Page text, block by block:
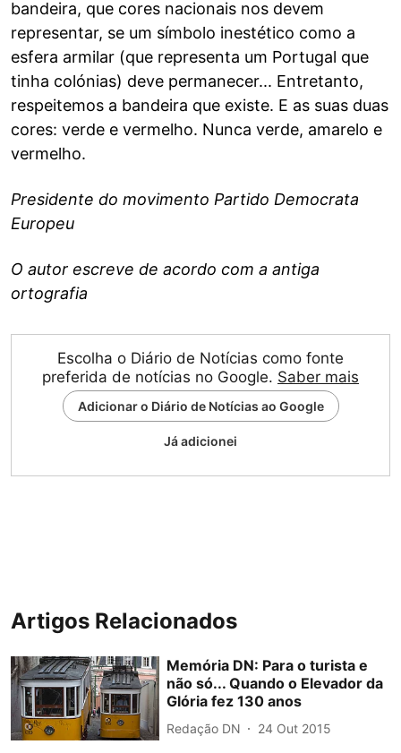
bandeira, que cores nacionais nos devem
representar, se um símbolo inestético como a
esfera armilar (que representa um Portugal que
tinha colónias) deve permanecer... Entretanto,
respeitemos a bandeira que existe. E as suas duas
cores: verde e vermelho. Nunca verde, amarelo e
vermelho.
Presidente do movimento Partido Democrata
Europeu
O autor escreve de acordo com a antiga
ortografia
Escolha o Diário de Notícias como fonte
preferida de notícias no Google. Saber mais
Adicionar o Diário de Notícias ao Google
Já adicionei
Artigos Relacionados
Memória DN: Para o turista e
não só... Quando o Elevador da
Glória fez 130 anos
Redação DN 24 Out 2015